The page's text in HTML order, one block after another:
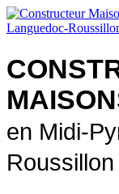
en Midi-
Roussillon